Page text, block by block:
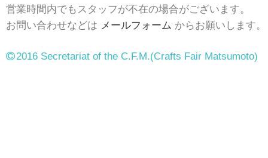
営業時間内でもスタッフが不在の場合がございます。
お問い合わせなどは メールフォーム からお願いします。
2016 Secretariat of the C.F.M.(Crafts Fair Matsumoto)